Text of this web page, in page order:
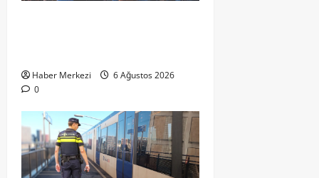
Haber Merkezi
6 Ağustos 2026
0